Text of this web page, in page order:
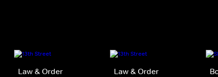
Law & Order
Law & Order